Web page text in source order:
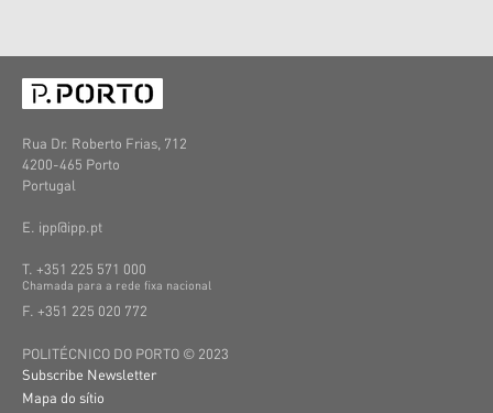
Rua Dr. Roberto Frias, 712
4200-465 Porto
Portugal
E. ipp@ipp.pt
T. +351 225 571 000
Chamada para a rede fixa nacional
F. +351 225 020 772
POLITÉCNICO DO PORTO © 2023
Subscribe Newsletter
Mapa do sítio